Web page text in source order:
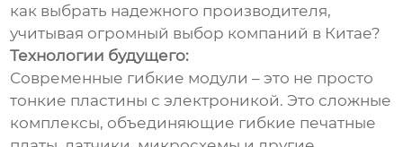
как выбрать надежного производителя,
учитывая огромный выбор компаний в Китае?
Технологии будущего:
Современные гибкие модули – это не просто
тонкие пластины с электроникой. Это сложные
комплексы, объединяющие гибкие печатные